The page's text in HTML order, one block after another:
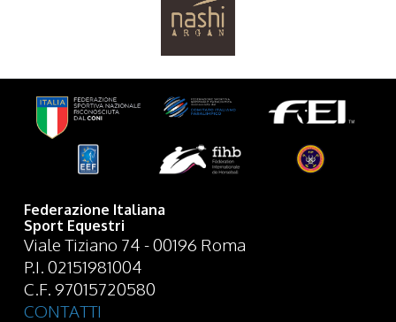
Federazione Italiana
Sport Equestri
Viale Tiziano 74 - 00196 Roma
P.I. 02151981004
C.F. 97015720580
CONTATTI